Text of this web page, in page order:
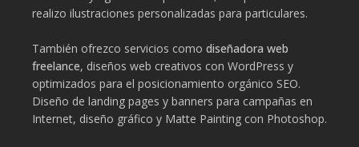
realizo ilustraciones personalizadas para particulares.
También ofrezco servicios como diseñadora web
freelance, diseños web creativos con WordPress y
optimizados para el posicionamiento orgánico SEO.
Diseño de landing pages y banners para campañas en
Internet, diseño gráfico y Matte Painting con Photoshop.